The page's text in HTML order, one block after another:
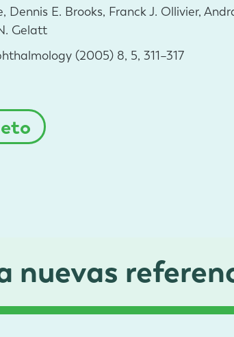
Dennis E. Brooks, Franck J. Ollivier,
Gelatt
(2005) 8, 5, 311–317
nuevas